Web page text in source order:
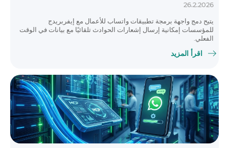
26.2.2026
يتيح دمج واجهة برمجة تطبيقات واتساب للأعمال مع إيفربريدج
للمؤسسات إمكانية إرسال إشعارات الحوادث تلقائيًا مع بيانات في الوقت
الفعلي.
اقرأ المزيد